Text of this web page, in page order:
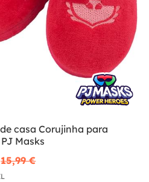
casa Corujinha para
Masks
15,99 €